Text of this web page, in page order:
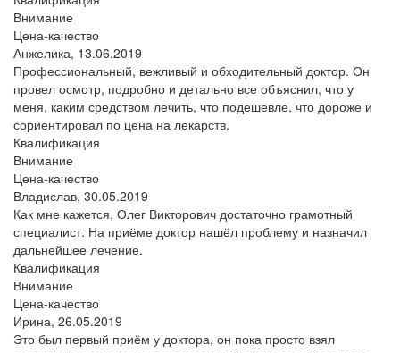
Внимание
Цена-качество
Анжелика, 13.06.2019
Профессиональный, вежливый и обходительный доктор. Он
провел осмотр, подробно и детально все объяснил, что у
меня, каким средством лечить, что подешевле, что дороже и
сориентировал по цена на лекарств.
Квалификация
Внимание
Цена-качество
Владислав, 30.05.2019
Как мне кажется, Олег Викторович достаточно грамотный
специалист. На приёме доктор нашёл проблему и назначил
дальнейшее лечение.
Квалификация
Внимание
Цена-качество
Ирина, 26.05.2019
Это был первый приём у доктора, он пока просто взял